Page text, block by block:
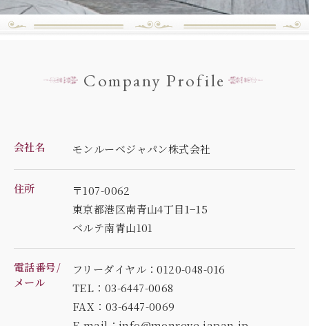
Company Profile
会社名 モンルーベジャパン株式会社
住所
〒107-0062
東京都港区南青山4丁目1−15
ベルテ南青山101
電話番号/
メール
フリーダイヤル：0120-048-016
TEL：03-6447-0068
FAX：03-6447-0069